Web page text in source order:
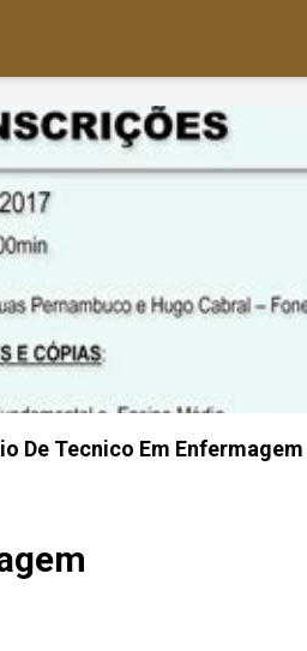
De Tecnico Em Enfermagem